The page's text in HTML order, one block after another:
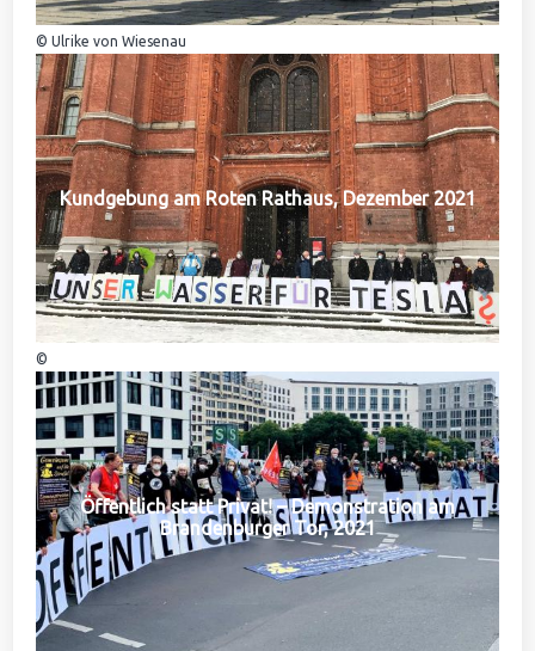
© Ulrike von Wiesenau
Kundgebung am Roten Rathaus, Dezember 2021
©
Öffentlich statt Privat! – Demonstration am
Brandenburger Tor, 2021